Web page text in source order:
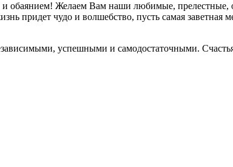
обаянием! Желаем Вам наши любимые, прелестные,
придет чудо и волшебство, пусть самая заветная
успешными и самодостаточными.